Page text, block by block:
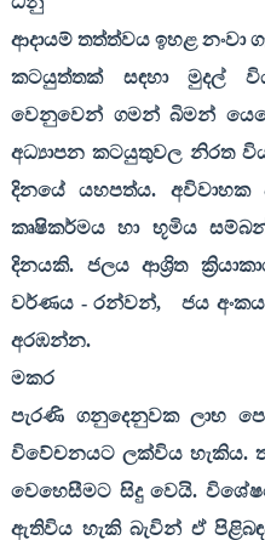
ආදායම් තත්ත්වය ඉහළ නංවා
කටයුත්තක් සඳහා මුදල්
වෙනුවෙන් ගමන් බිමන්
අධ්‍යාපන කටයුතුවල නිරත
දිනයේ යහපත්ය. අවිවාහක
කෘෂිකර්මය හා භූමිය
දිනයකි. ජලය ආශ්‍රිත
වර්ණය - රන්වන්, ජය
අරඹන්න.
මකර
පැරණි ගනුදෙනුවක ලාභ
විවේචනයට ලක්විය හැකිය.
වෙහෙසීමට සිදු වෙයි.
ඇතිවිය හැකි බැවින් ඒ